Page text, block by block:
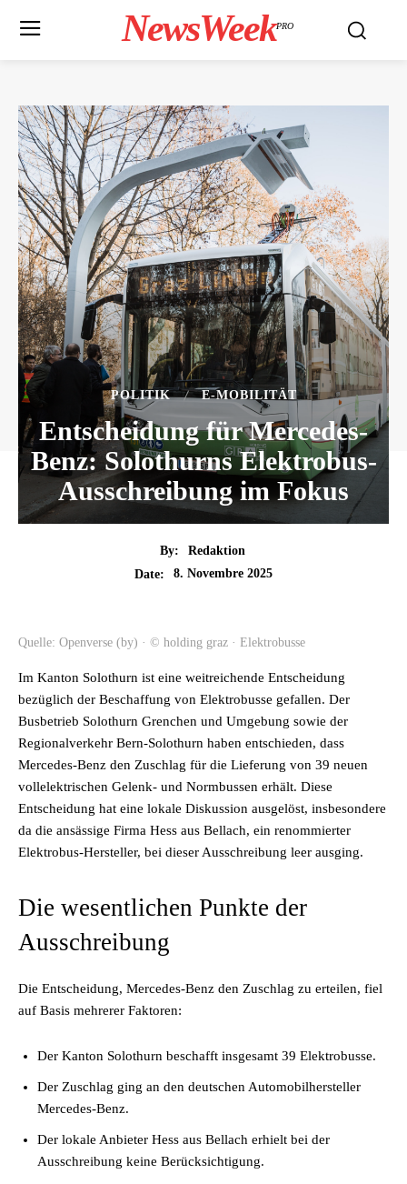
NewsWeekPRO
POLITIK E-MOBILITÄT
Entscheidung für Mercedes-
Benz: Solothurns Elektrobus-
Ausschreibung im Fokus
By:
Redaktion
Date:
8. Novembre 2025
Quelle: Openverse (by) · © holding graz · Elektrobusse
Im Kanton Solothurn ist eine weitreichende Entscheidung
bezüglich der Beschaffung von Elektrobusse gefallen. Der
Busbetrieb Solothurn Grenchen und Umgebung sowie der
Regionalverkehr Bern-Solothurn haben entschieden, dass
Mercedes-Benz den Zuschlag für die Lieferung von 39 neuen
vollelektrischen Gelenk- und Normbussen erhält. Diese
Entscheidung hat eine lokale Diskussion ausgelöst, insbesondere
da die ansässige Firma Hess aus Bellach, ein renommierter
Elektrobus-Hersteller, bei dieser Ausschreibung leer ausging.
Die wesentlichen Punkte der
Ausschreibung
Die Entscheidung, Mercedes-Benz den Zuschlag zu erteilen, fiel
auf Basis mehrerer Faktoren:
Der Kanton Solothurn beschafft insgesamt 39 Elektrobusse.
Der Zuschlag ging an den deutschen Automobilhersteller
Mercedes-Benz.
Der lokale Anbieter Hess aus Bellach erhielt bei der
Ausschreibung keine Berücksichtigung.